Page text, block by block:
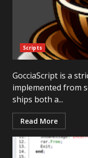
Scripts
GocciaScript is a
implemented from
ships both a...
Read More